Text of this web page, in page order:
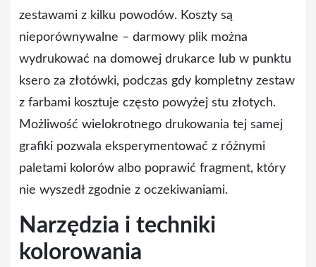
zestawami z kilku powodów. Koszty są
nieporównywalne – darmowy plik można
wydrukować na domowej drukarce lub w punktu
ksero za złotówki, podczas gdy kompletny zestaw
z farbami kosztuje często powyżej stu złotych.
Możliwość wielokrotnego drukowania tej samej
grafiki pozwala eksperymentować z różnymi
paletami kolorów albo poprawić fragment, który
nie wyszedł zgodnie z oczekiwaniami.
Narzędzia i techniki
kolorowania